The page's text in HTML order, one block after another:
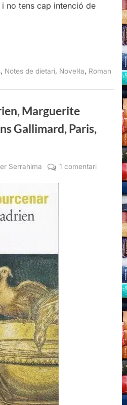
no tens cap intenció de
, Notes de dietari, Novel·la, Roman
Marguerite
Gallimard, Paris,
Serrahima 1 comentaria